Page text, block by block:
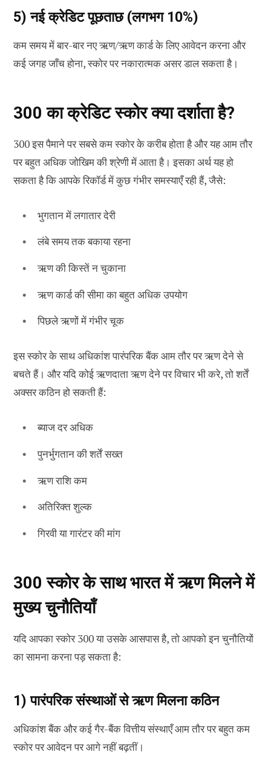
5) नई क्रेडिट पूछताछ (लगभग 10%)
कम समय में बार-बार नए ऋण/ऋण कार्ड के लिए आवेदन करना और
कई जगह जाँच होना, स्कोर पर नकारात्मक असर डाल सकता है।
300 का क्रेडिट स्कोर क्या दर्शाता है?
300 इस पैमाने पर सबसे कम स्कोर के करीब होता है और यह आम तौर
पर बहुत अधिक जोखिम की श्रेणी में आता है। इसका अर्थ यह हो
सकता है कि आपके रिकॉर्ड में कुछ गंभीर समस्याएँ रही हैं, जैसे:
भुगतान में लगातार देरी
लंबे समय तक बकाया रहना
ऋण की किस्तें न चुकाना
ऋण कार्ड की सीमा का बहुत अधिक उपयोग
पिछले ऋणों में गंभीर चूक
इस स्कोर के साथ अधिकांश पारंपरिक बैंक आम तौर पर ऋण देने से
बचते हैं। और यदि कोई ऋणदाता ऋण देने पर विचार भी करे, तो शर्तें
अक्सर कठिन हो सकती हैं:
ब्याज दर अधिक
पुनर्भुगतान की शर्तें सख्त
ऋण राशि कम
अतिरिक्त शुल्क
गिरवी या गारंटर की मांग
300 स्कोर के साथ भारत में ऋण मिलने में
मुख्य चुनौतियाँ
यदि आपका स्कोर 300 या उसके आसपास है, तो आपको इन चुनौतियों
का सामना करना पड़ सकता है:
1) पारंपरिक संस्थाओं से ऋण मिलना कठिन
अधिकांश बैंक और कई गैर-बैंक वित्तीय संस्थाएँ आम तौर पर बहुत कम
स्कोर पर आवेदन पर आगे नहीं बढ़तीं।